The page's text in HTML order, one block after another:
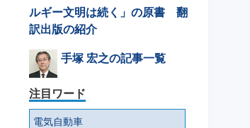
ルギー文明は続く」の原書 翻
訳出版の紹介
手塚 宏之の記事一覧
注目ワード
電気自動車